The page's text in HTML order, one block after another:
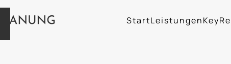
StartLeistungen